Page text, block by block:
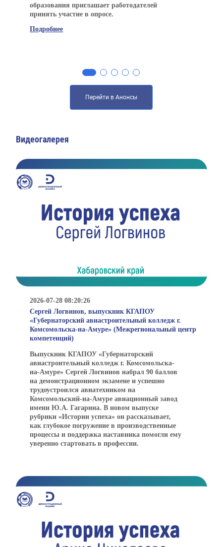
образования приглашает работодателей
принять участие в опросе.
Подробнее
Перейти в Анонсы
Видеогалерея
2026-07-28 08:20:26
Сергей Логвинов, выпускник КГАПОУ
«Губернаторский авиастроительный колледж г.
Комсомольска-на-Амуре» (Межрегиональный центр
компетенций)
Выпускник КГАПОУ «Губернаторский
авиастроительный колледж г. Комсомольска-
на-Амуре» Сергей Логвинов набрал 90 баллов
на демонстрационном экзамене и успешно
трудоустроился авиатехником на
Комсомольский-на-Амуре авиационный завод
имени Ю.А. Гагарина. В новом выпуске
рубрики «Истории успеха» он рассказывает,
как глубокое погружение в производственные
процессы и поддержка наставника помогли ему
уверенно стартовать в профессии.